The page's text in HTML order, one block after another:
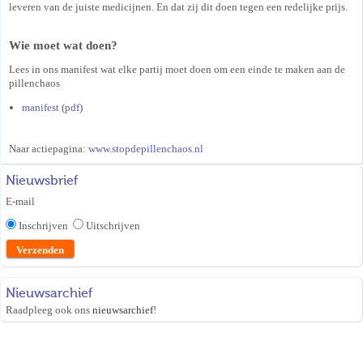
leveren van de juiste medicijnen. En dat zij dit doen tegen een redelijke prijs.
Wie moet wat doen?
Lees in ons manifest wat elke partij moet doen om een einde te maken aan de
pillenchaos
manifest (pdf)
Naar actiepagina: www.stopdepillenchaos.nl
Nieuwsbrief
E-mail
Inschrijven
Uitschrijven
Nieuwsarchief
Raadpleeg ook ons nieuwsarchief!